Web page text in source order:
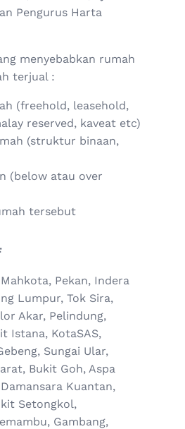
Pengurus Harta
menyebabkan rumah
terjual :
(freehold, leasehold,
reserved, kaveat etc)
(struktur binaan,
(below atau over
tersebut
Pekan, Indera
Lumpur, Tok Sira,
Akar, Pelindung,
Istana, KotaSAS,
Sungai Ular,
Bukit Goh, Aspa
Kuantan,
Setongkol,
Gambang,